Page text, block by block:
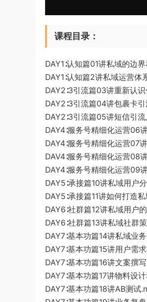
课程目录：
DAY1∶认知篇01讲私域的边
DAY1∶认知篇2讲私域运营体
DAY2∶3引流篇03讲重新认
DAY2∶3引流篇04讲包裹卡
DAY2∶3引流篇05讲短信引
DAY4∶服务号精细化运营06
DAY4∶服务号精细化运营07
DAV4∶服务号精细化运营08
DAY4∶服务号精细化运营09
DAY5∶承接篇10讲私域用户
DAY5∶承接篇11讲如何打造
DAY6∶社群篇12讲私域用户
DAY6∶社群篇13讲私域社群
DAY7∶基本功篇14讲私域业
DAY7∶基本功篇15讲用户需
DAY7∶基本功篇16讲文案撰
DAY7∶基本功篇17讲物料设
DAY7∶基本功篇18讲AB测试